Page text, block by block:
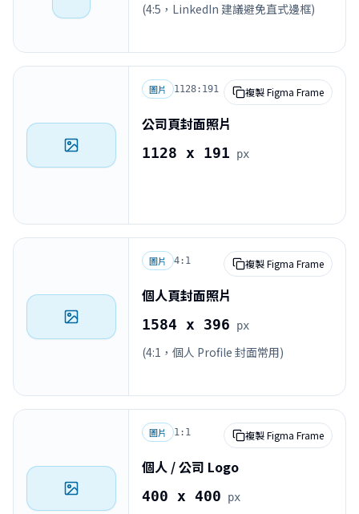
(4:5，LinkedIn 建議避免直式邊框)
圖片 1128:191 複製 Figma Frame
公司頁封面照片
1128 x 191 px
圖片 4:1 複製 Figma Frame
個人頁封面照片
1584 x 396 px
(4:1，個人 Profile 封面常用)
圖片 1:1 複製 Figma Frame
個人 / 公司 Logo
400 x 400 px